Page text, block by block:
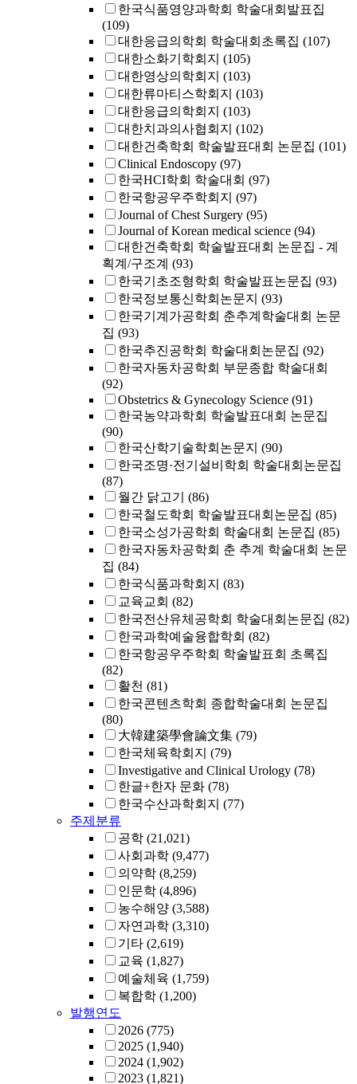
한국식품영양과학회 학술대회발표집
(109)
대한응급의학회 학술대회초록집 (107)
대한소화기학회지 (105)
대한영상의학회지 (103)
대한류마티스학회지 (103)
대한응급의학회지 (103)
대한치과의사협회지 (102)
대한건축학회 학술발표대회 논문집 (101)
Clinical Endoscopy (97)
한국HCI학회 학술대회 (97)
한국항공우주학회지 (97)
Journal of Chest Surgery (95)
Journal of Korean medical science (94)
대한건축학회 학술발표대회 논문집 - 계
획계/구조계 (93)
한국기초조형학회 학술발표논문집 (93)
한국정보통신학회논문지 (93)
한국기계가공학회 춘추계학술대회 논문
집 (93)
한국추진공학회 학술대회논문집 (92)
한국자동차공학회 부문종합 학술대회
(92)
Obstetrics & Gynecology Science (91)
한국농약과학회 학술발표대회 논문집
(90)
한국산학기술학회논문지 (90)
한국조명·전기설비학회 학술대회논문집
(87)
월간 닭고기
(86)
한국철도학회 학술발표대회논문집 (85)
한국소성가공학회 학술대회 논문집 (85)
한국자동차공학회 춘 추계 학술대회 논문
집 (84)
한국식품과학회지 (83)
교육교회 (82)
한국전산유체공학회 학술대회논문집 (82)
한국과학예술융합학회 (82)
한국항공우주학회 학술발표회 초록집
(82)
활천 (81)
한국콘텐츠학회 종합학술대회 논문집
(80)
大韓建築學會論文集 (79)
한국체육학회지 (79)
Investigative and Clinical Urology (78)
한글+한자 문화 (78)
한국수산과학회지 (77)
주제분류
공학 (21,021)
사회과학 (9,477)
의약학 (8,259)
인문학 (4,896)
농수해양 (3,588)
자연과학 (3,310)
기타 (2,619)
교육 (1,827)
예술체육 (1,759)
복합학 (1,200)
발행연도
2026 (775)
2025 (1,940)
2024 (1,902)
2023 (1,821)